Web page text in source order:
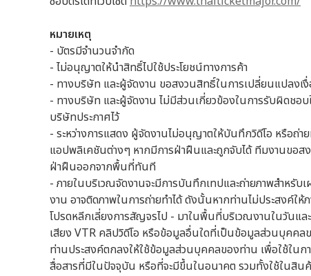
หมายเหตุ
- บัตรมีจำนวนจำกัด
- ไม่อนุญาตให้นำสิทธิ์ไปใช้ประโยชน์ทางการค้า
- ทางบริษัท และผู้จัดงาน ขอสงวนสิทธิ์ในการเปลี่ยนแปลงเ
- ทางบริษัท และผู้จัดงาน ไม่มีส่วนเกี่ยวข้องในการรับผิดช
บริษัทประกาศไว้
- ระหว่างการแสดง ผู้จัดงานไม่อนุญาตให้บันทึกวิดีโอ หรือ
แอปพลิเคชันต่างๆ หากมีการฝ่าฝืนและถูกจับได้ ทีมงานขอ
ฝ่าฝืนออกจากพื้นที่ทันที
- ภายในบริเวณจัดงานจะมีการบันทึกเทปและถ่ายภาพสำหรั
งาน อาจติดภาพในการถ่ายทำได้ ดังนั้นหากท่านไม่ประสงค์ใ
โปรดหลีกเลี่ยงการสัญจรไป - มาในพื้นที่บริเวณงานในวันแล
เสียง VTR คลิปวิดีโอ หรือข้อมูลอื่นใดที่เป็นข้อมูลส่วนบุคคล
ท่านประสงค์ตกลงให้ใช้ข้อมูลส่วนบุคคลของท่าน เพื่อใช้ใน
สื่อสารที่มีในปัจจุบัน หรือที่จะมีขึ้นในอนาคต รวมทั้งใช้ในสิน